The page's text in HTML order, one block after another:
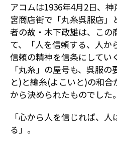
アコムは1936年4月2日、
宮商店街で「丸糸呉服店」
者の故・木下政雄は、この
て、「人を信頼する、人
信頼の精神を信条にしてい
「丸糸」の屋号も、呉服
と)と緯糸(よこいと)の和
から決められたものでした。
「心から人を信じれば、
る」。